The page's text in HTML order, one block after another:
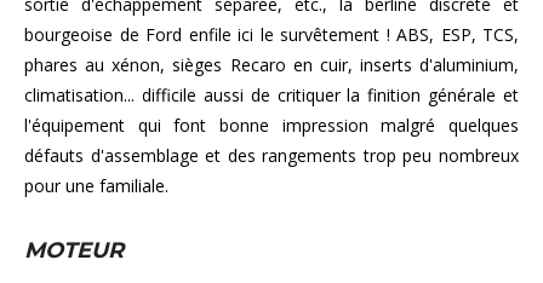
sortie d'échappement séparée, etc., la berline discrète et
bourgeoise de Ford enfile ici le survêtement ! ABS, ESP, TCS,
phares au xénon, sièges Recaro en cuir, inserts d'aluminium,
climatisation... difficile aussi de critiquer la finition générale et
l'équipement qui font bonne impression malgré quelques
défauts d'assemblage et des rangements trop peu nombreux
pour une familiale.
MOTEUR